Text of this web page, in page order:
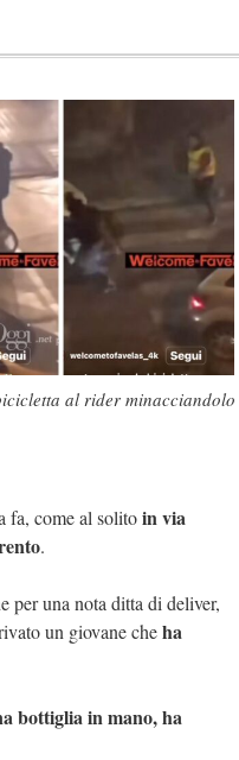
al rider minacciandolo
fa, come al solitoin via
.
per una nota ditta di deliver,
un giovane cheha
bottiglia in mano, ha